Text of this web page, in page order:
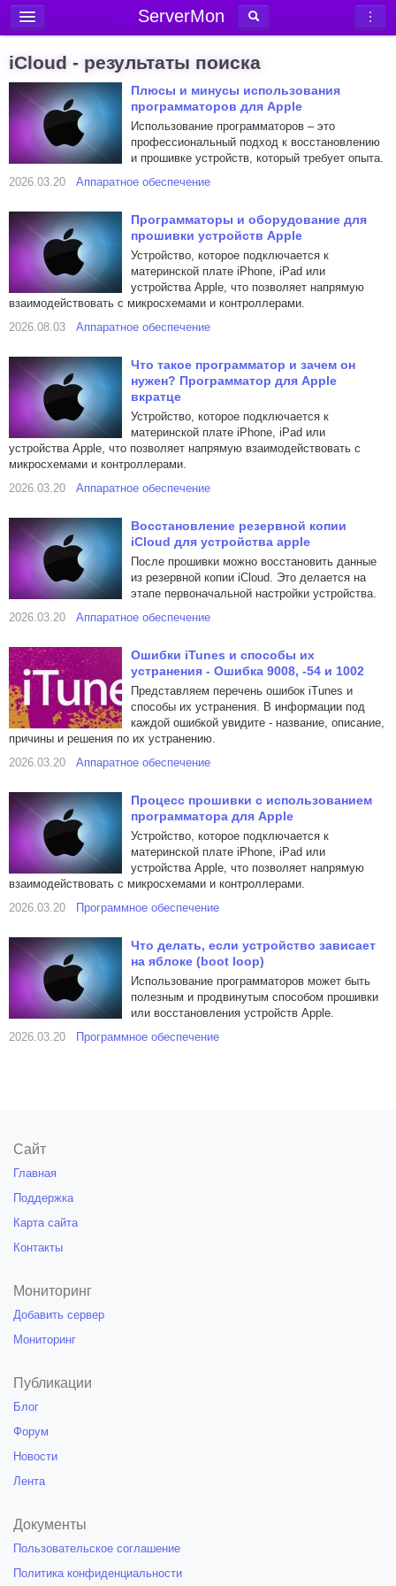
ServerMon
Новости
Блог
Статьи
Вход в аккаунт
iCloud - результаты поиска
Плюсы и минусы использования
программаторов для Apple
Использование программаторов – это
профессиональный подход к восстановлению
и прошивке устройств, который требует опыта.
2026.03.20
Аппаратное обеспечение
Программаторы и оборудование для
прошивки устройств Apple
Устройство, которое подключается к
материнской плате iPhone, iPad или
устройства Apple, что позволяет напрямую
взаимодействовать с микросхемами и контроллерами.
2026.08.03
Аппаратное обеспечение
Что такое программатор и зачем он
нужен? Программатор для Apple
вкратце
Устройство, которое подключается к
материнской плате iPhone, iPad или
устройства Apple, что позволяет напрямую взаимодействовать с
микросхемами и контроллерами.
2026.03.20
Аппаратное обеспечение
Восстановление резервной копии
iCloud для устройства apple
После прошивки можно восстановить данные
из резервной копии iCloud. Это делается на
этапе первоначальной настройки устройства.
2026.03.20
Аппаратное обеспечение
Ошибки iTunes и способы их
устранения - Ошибка 9008, -54 и 1002
Представляем перечень ошибок iTunes и
способы их устранения. В информации под
каждой ошибкой увидите - название, описание,
причины и решения по их устранению.
2026.03.20
Аппаратное обеспечение
Процесс прошивки с использованием
программатора для Apple
Устройство, которое подключается к
материнской плате iPhone, iPad или
устройства Apple, что позволяет напрямую
взаимодействовать с микросхемами и контроллерами.
2026.03.20
Программное обеспечение
Что делать, если устройство зависает
на яблоке (boot loop)
Использование программаторов может быть
полезным и продвинутым способом прошивки
или восстановления устройств Apple.
2026.03.20
Программное обеспечение
Сайт
Главная
Поддержка
Карта сайта
Контакты
Мониторинг
Добавить сервер
Мониторинг
Публикации
Блог
Форум
Новости
Лента
Документы
Пользовательское соглашение
Политика конфиденциальности